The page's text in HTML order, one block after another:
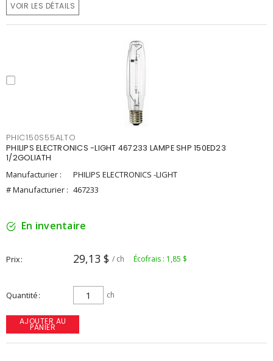
VOIR LES DÉTAILS
PHIC150S55ALTO
PHILIPS ELECTRONICS -LIGHT 467233 LAMPE SHP 150ED23
1/2GOLIATH
Manufacturier :
PHILIPS ELECTRONICS -LIGHT
# Manufacturier : 467233
En inventaire
Prix 29,13 $ / ch Écofrais : 1,85 $
Quantité ch
AJOUTER AU
PANIER